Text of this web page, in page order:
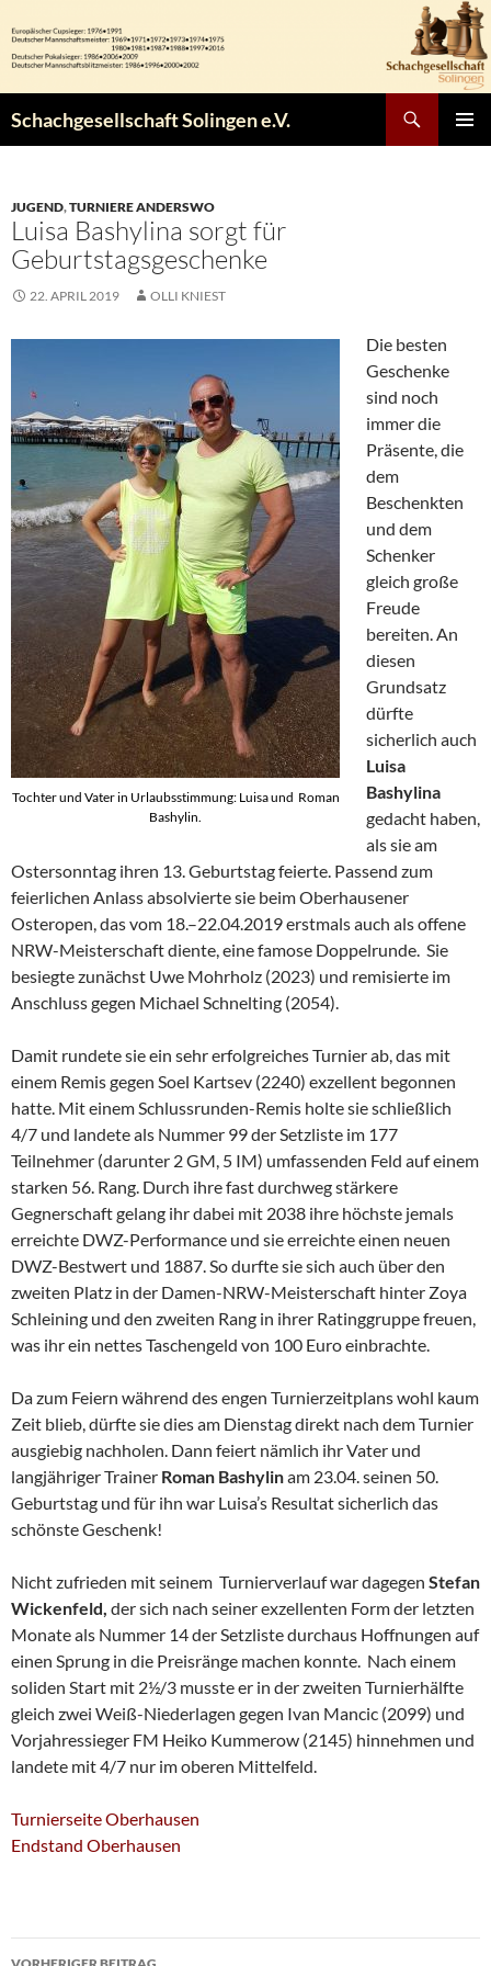
Inhalt
springen
Schachgesellschaft Solingen e.V.
JUGEND,TURNIERE ANDERSWO
Luisa Bashylina sorgt für
Geburtstagsgeschenke
22. APRIL 2019 OLLI KNIEST
Tochter und Vater in Urlaubsstimmung: Luisa und Roman
Bashylin.
Die besten
Geschenke
sind noch
immer die
Präsente, die
dem
Beschenkten
und dem
Schenker
gleich große
Freude
bereiten. An
diesen
Grundsatz
dürfte
sicherlich auch
Luisa
Bashylina
gedacht haben,
als sie am
Ostersonntag ihren 13. Geburtstag feierte. Passend zum
feierlichen Anlass absolvierte sie beim Oberhausener
Osteropen, das vom 18.–22.04.2019 erstmals auch als offene
NRW-Meisterschaft diente, eine famose Doppelrunde. Sie
besiegte zunächst Uwe Mohrholz (2023) und remisierte im
Anschluss gegen Michael Schnelting (2054).
Damit rundete sie ein sehr erfolgreiches Turnier ab, das mit
einem Remis gegen Soel Kartsev (2240) exzellent begonnen
hatte. Mit einem Schlussrunden-Remis holte sie schließlich
4/7 und landete als Nummer 99 der Setzliste im 177
Teilnehmer (darunter 2 GM, 5 IM) umfassenden Feld auf einem
starken 56. Rang. Durch ihre fast durchweg stärkere
Gegnerschaft gelang ihr dabei mit 2038 ihre höchste jemals
erreichte DWZ-Performance und sie erreichte einen neuen
DWZ-Bestwert und 1887. So durfte sie sich auch über den
zweiten Platz in der Damen-NRW-Meisterschaft hinter Zoya
Schleining und den zweiten Rang in ihrer Ratinggruppe freuen,
was ihr ein nettes Taschengeld von 100 Euro einbrachte.
Da zum Feiern während des engen Turnierzeitplans wohl kaum
Zeit blieb, dürfte sie dies am Dienstag direkt nach dem Turnier
ausgiebig nachholen. Dann feiert nämlich ihr Vater und
langjähriger Trainer Roman Bashylinam 23.04. seinen 50.
Geburtstag und für ihn war Luisa’s Resultat sicherlich das
schönste Geschenk!
Nicht zufrieden mit seinem Turnierverlauf war dagegen Stefan
Wickenfeld, der sich nach seiner exzellenten Form der letzten
Monate als Nummer 14 der Setzliste durchaus Hoffnungen auf
einen Sprung in die Preisränge machen konnte. Nach einem
soliden Start mit 2½/3 musste er in der zweiten Turnierhälfte
gleich zwei Weiß-Niederlagen gegen Ivan Mancic (2099) und
Vorjahressieger FM Heiko Kummerow (2145) hinnehmen und
landete mit 4/7 nur im oberen Mittelfeld.
Turnierseite Oberhausen
Endstand Oberhausen
Beitragsnavigation